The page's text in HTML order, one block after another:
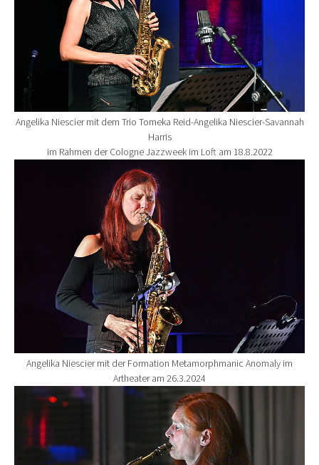
Angelika Niescier mit dem Trio Tomeka Reid-Angelika Niescier-Savannah
Harris
im Rahmen der Cologne Jazzweek im Loft am 18.8.2022
Show larger version for:
Angelika Niescier mit der Formation Metamorphmanic Anomaly im
Artheater am 26.3.2024
Show larger version for: